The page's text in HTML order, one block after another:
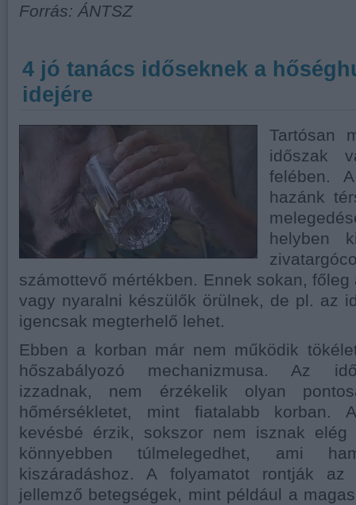
Forrás: ÁNTSZ
4 jó tanács időseknek a
idejére
Tartósan
időszak
felében.
hazánk
helyben
számottevő mértékben. Ennek sokan,
vagy nyaralni készülők örülnek, de pl. az
igencsak megterhelő lehet.
Ebben a korban már nem működik
hőszabályozó mechanizmusa. Az
izzadnak, nem érzékelik olyan
hőmérsékletet, mint fiatalabb korban.
kevésbé érzik, sokszor nem isznak elég
könnyebben túlmelegedhet, ami
kiszáradáshoz. A folyamatot rontják
jellemző betegségek, mint például a